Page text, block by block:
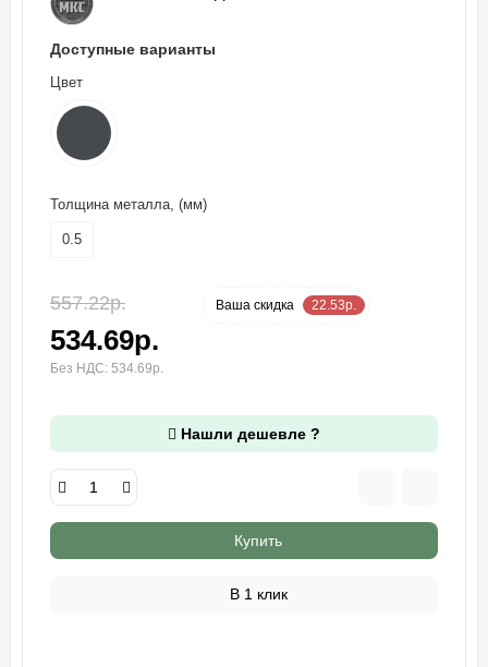
Доступные варианты
Цвет
Толщина металла, (мм)
0.5
557.22р. Ваша cкидка 22.53р.
534.69р.
Без НДС: 534.69р.
Нашли дешевле ?
Купить
В 1 клик